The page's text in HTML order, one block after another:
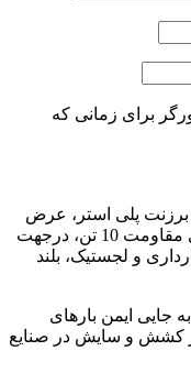
برای زمانی که
پلی استر، عرض
نوار 25 سانتی متر، طول نوار 8 متر، دارای مقاومت 10 تن، درجهت
و لجستیک، بلند
برای جا به جایی ایمن بارهای
کشش و سایش در صنایع